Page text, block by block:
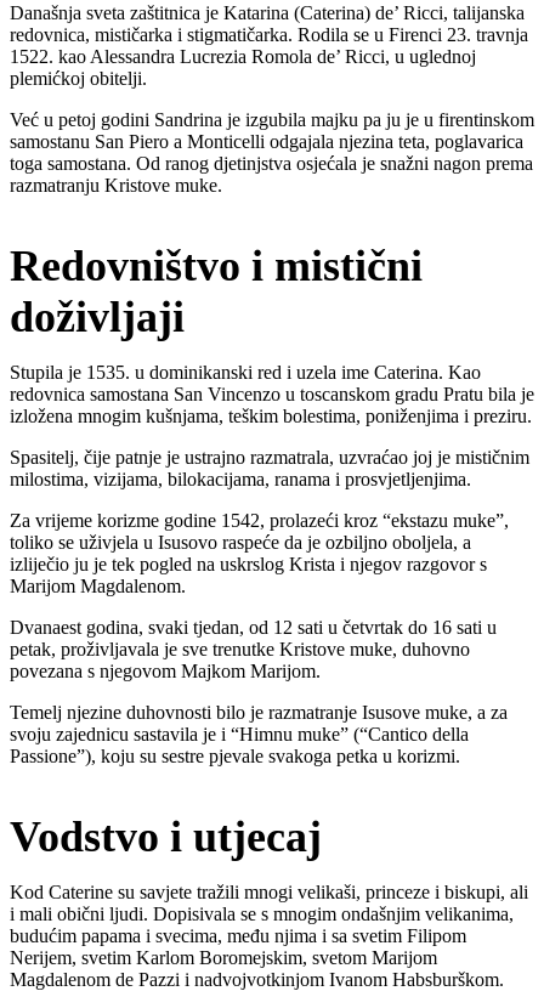
Današnja sveta zaštitnica je Katarina (Caterina) de’ Ricci, talijanska
redovnica, mističarka i stigmatičarka. Rodila se u Firenci 23. travnja
1522. kao Alessandra Lucrezia Romola de’ Ricci, u uglednoj
plemićkoj obitelji.
Već u petoj godini Sandrina je izgubila majku pa ju je u firentinskom
samostanu San Piero a Monticelli odgajala njezina teta, poglavarica
toga samostana. Od ranog djetinjstva osjećala je snažni nagon prema
razmatranju Kristove muke.
Redovništvo i mistični
doživljaji
Stupila je 1535. u dominikanski red i uzela ime Caterina. Kao
redovnica samostana San Vincenzo u toscanskom gradu Pratu bila je
izložena mnogim kušnjama, teškim bolestima, poniženjima i preziru.
Spasitelj, čije patnje je ustrajno razmatrala, uzvraćao joj je mističnim
milostima, vizijama, bilokacijama, ranama i prosvjetljenjima.
Za vrijeme korizme godine 1542, prolazeći kroz “ekstazu muke”,
toliko se uživjela u Isusovo raspeće da je ozbiljno oboljela, a
izliječio ju je tek pogled na uskrslog Krista i njegov razgovor s
Marijom Magdalenom.
Dvanaest godina, svaki tjedan, od 12 sati u četvrtak do 16 sati u
petak, proživljavala je sve trenutke Kristove muke, duhovno
povezana s njegovom Majkom Marijom.
Temelj njezine duhovnosti bilo je razmatranje Isusove muke, a za
svoju zajednicu sastavila je i “Himnu muke” (“Cantico della
Passione”), koju su sestre pjevale svakoga petka u korizmi.
Vodstvo i utjecaj
Kod Caterine su savjete tražili mnogi velikaši, princeze i biskupi, ali
i mali obični ljudi. Dopisivala se s mnogim ondašnjim velikanima,
budućim papama i svecima, među njima i sa svetim Filipom
Nerijem, svetim Karlom Boromejskim, svetom Marijom
Magdalenom de Pazzi i nadvojvotkinjom Ivanom Habsburškom.